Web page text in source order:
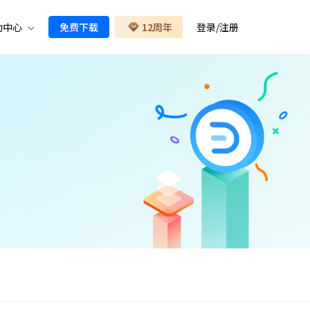
中心 免费下载 12周年 登录/注册